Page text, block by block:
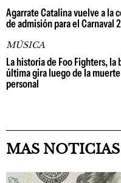
Agarrate Catalina vuelve a la
de admisión para el Carnaval
MÚSICA
La historia de Foo Fighters, la
última gira luego de la
personal
MAS